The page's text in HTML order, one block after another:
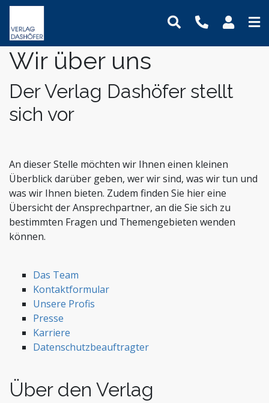
Online-Seminare
Online-Lehrgänge
VideoCampus
Seminare
Lehrgänge
Tagungen
Inhouse
Fachbücher
Handbücher
Software
Wissensdatenbanken
Assistenz und Sekretariat
Bauwesen und Architektur
Betriebsrat und Arbeitnehmervertretung
Einkauf
Immobilien und Grundbesitz
Krankenhaus und Pflege
Management und Unternehmensführung
Nachhaltigkeit
Personalmanagement und Entgeltabrechnung
Stiftungen und Non-Profit Organisationen
Zoll und Außenhandel
Newsletter
Podcasts
FAQ
Der Verlag
Kontaktformular
Unsere Profis
Presse
Karriere
Online-Weiterbildung
Präsenz-Weiterbildung
Produkte
Dashöfer
Mein Benutzerkonto
Logout
Wir über uns
Der Verlag Dashöfer stellt
sich vor
An dieser Stelle möchten wir Ihnen einen kleinen
Überblick darüber geben, wer wir sind, was wir tun und
was wir Ihnen bieten. Zudem finden Sie hier eine
Übersicht der Ansprechpartner, an die Sie sich zu
bestimmten Fragen und Themengebieten wenden
können.
Das Team
Kontaktformular
Unsere Profis
Presse
Karriere
Datenschutzbeauftragter
Über den Verlag